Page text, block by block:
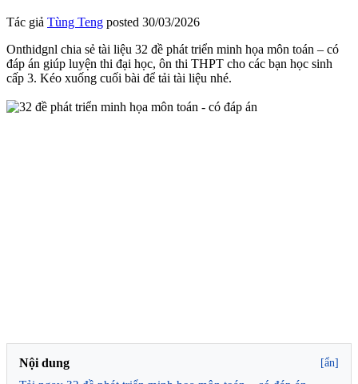
Tác giả Tùng Teng posted 30/03/2026
Onthidgnl chia sẻ tài liệu 32 đề phát triển minh họa môn toán – có
đáp án giúp luyện thi đại học, ôn thi THPT cho các bạn học sinh
cấp 3. Kéo xuống cuối bài để tải tài liệu nhé.
Nội dung [ẩn]